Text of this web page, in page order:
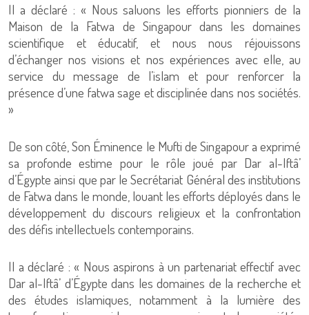
Il a déclaré : « Nous saluons les efforts pionniers de la
Maison de la Fatwa de Singapour dans les domaines
scientifique et éducatif, et nous nous réjouissons
d’échanger nos visions et nos expériences avec elle, au
service du message de l’islam et pour renforcer la
présence d’une fatwa sage et disciplinée dans nos sociétés.
»
De son côté, Son Éminence le Mufti de Singapour a exprimé
sa profonde estime pour le rôle joué par Dar al-Iftâ’
d’Égypte ainsi que par le Secrétariat Général des institutions
de Fatwa dans le monde, louant les efforts déployés dans le
développement du discours religieux et la confrontation
des défis intellectuels contemporains.
Il a déclaré : « Nous aspirons à un partenariat effectif avec
Dar al-Iftâ’ d’Égypte dans les domaines de la recherche et
des études islamiques, notamment à la lumière des